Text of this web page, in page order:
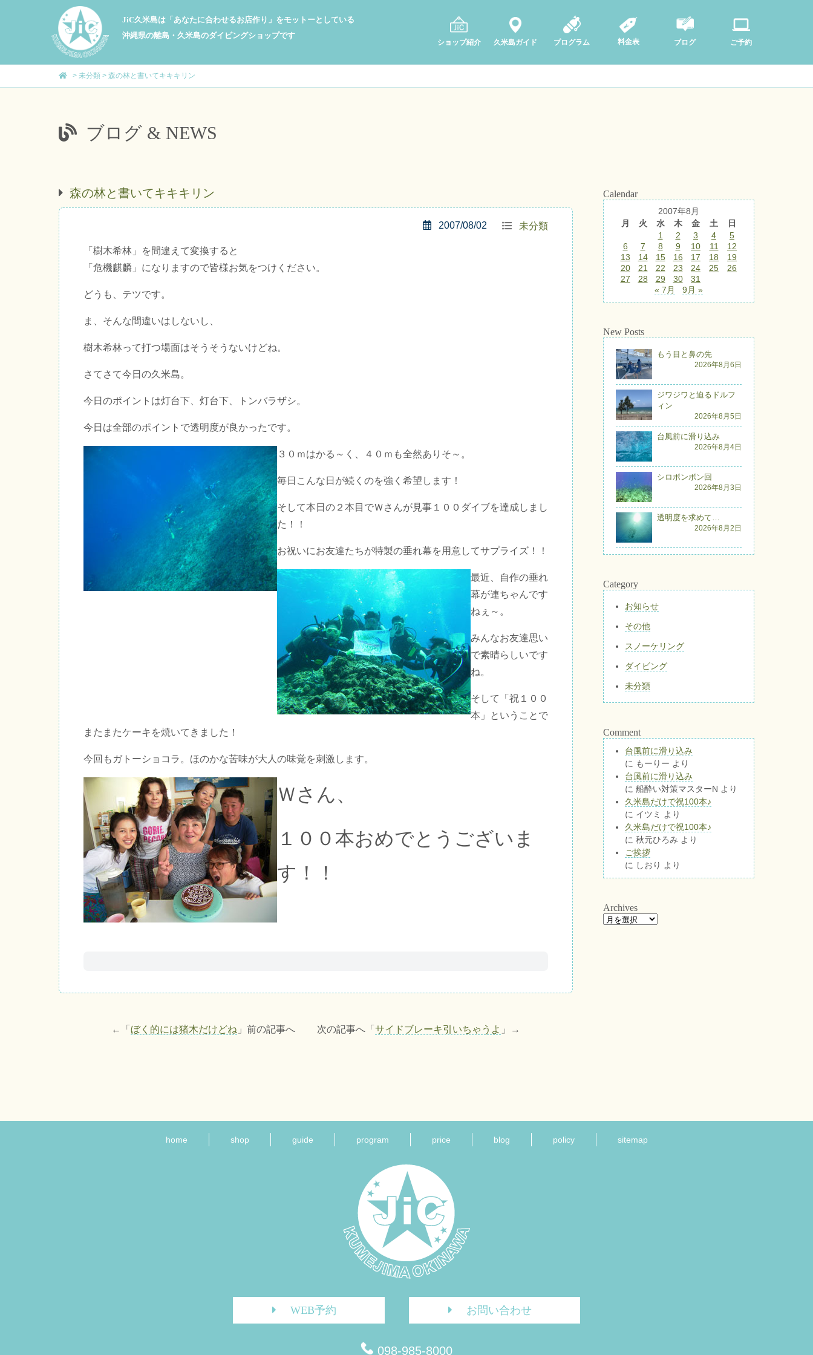
JiC久米島は「あなたに合わせるお店作り」をモットーとしている
沖縄県の離島・久米島のダイビングショップです
ショップ紹介 久米島ガイド プログラム 料金表 ブログ ご予約
> 未分類 > 森の林と書いてキキキリン
ブログ & NEWS
森の林と書いてキキキリン
未分類
2007/08/02
「樹木希林」を間違えて変換すると
「危機麒麟」になりますので皆様お気をつけください。
どうも、テツです。
ま、そんな間違いはしないし、
樹木希林って打つ場面はそうそうないけどね。
さてさて今日の久米島。
今日のポイントは灯台下、灯台下、トンバラザシ。
今日は全部のポイントで透明度が良かったです。
３０ｍはかる～く、４０ｍも全然ありそ～。
毎日こんな日が続くのを強く希望します！
そして本日の２本目でＷさんが見事１００ダイブを達成しまし
た！！
お祝いにお友達たちが特製の垂れ幕を用意してサプライズ！！
最近、自作の垂れ
幕が連ちゃんです
ねぇ～。
みんなお友達思い
で素晴らしいです
ね。
そして「祝１００
本」ということで
またまたケーキを焼いてきました！
今回もガトーショコラ。ほのかな苦味が大人の味覚を刺激します。
Ｗさん、
１００本おめでとうございま
す！！
←「 ぼく的には猪木だけどね 」前の記事へ 次の記事へ「 サイドブレーキ引いちゃうよ 」→
Calendar
2007年8月
月
火 水 木 金 土
日
1
2 3 4
5
6
7 8 9 10 11
12
13
14 15 16 17 18
19
20
21 22 23 24 25
26
27
28 29 30
31
« 7月
9月 »
New Posts
もう目と鼻の先
2026年8月6日
ジワジワと迫るドルフ
ィン
2026年8月5日
台風前に滑り込み
2026年8月4日
シロボンボン回
2026年8月3日
透明度を求めて…
2026年8月2日
Category
お知らせ
その他
スノーケリング
ダイビング
未分類
Comment
台風前に滑り込み
に もーりー より
台風前に滑り込み
に 船酔い対策マスターN より
久米島だけで祝100本♪
に イツミ
より
久米島だけで祝100本♪
に 秋元ひろみ より
ご挨拶
に しおり より
Archives
home shop guide program price blog policy sitemap
WEB予約 お問い合わせ
098-985-8000